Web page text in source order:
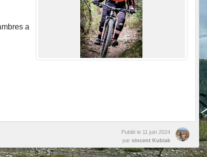
a
Publié le 11 juin 2024
par vincent Kubiak